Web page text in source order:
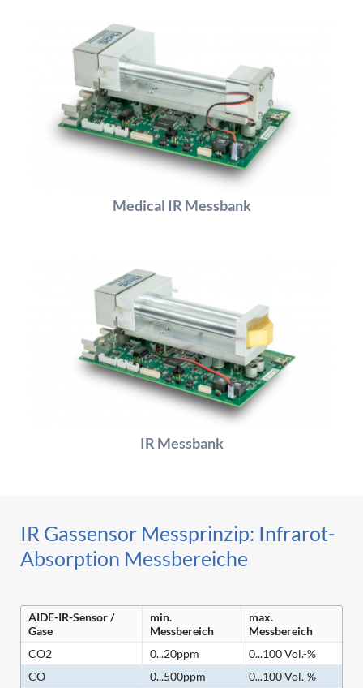
Medical IR Messbank
IR Messbank
IR Gassensor Messprinzip: Infrarot-
Absorption Messbereiche
AIDE-IR-Sensor /
Gase
min.
Messbereich
max.
Messbereich
CO2
0...20ppm
0...100 Vol.-%
CO
0...500ppm
0...100 Vol.-%